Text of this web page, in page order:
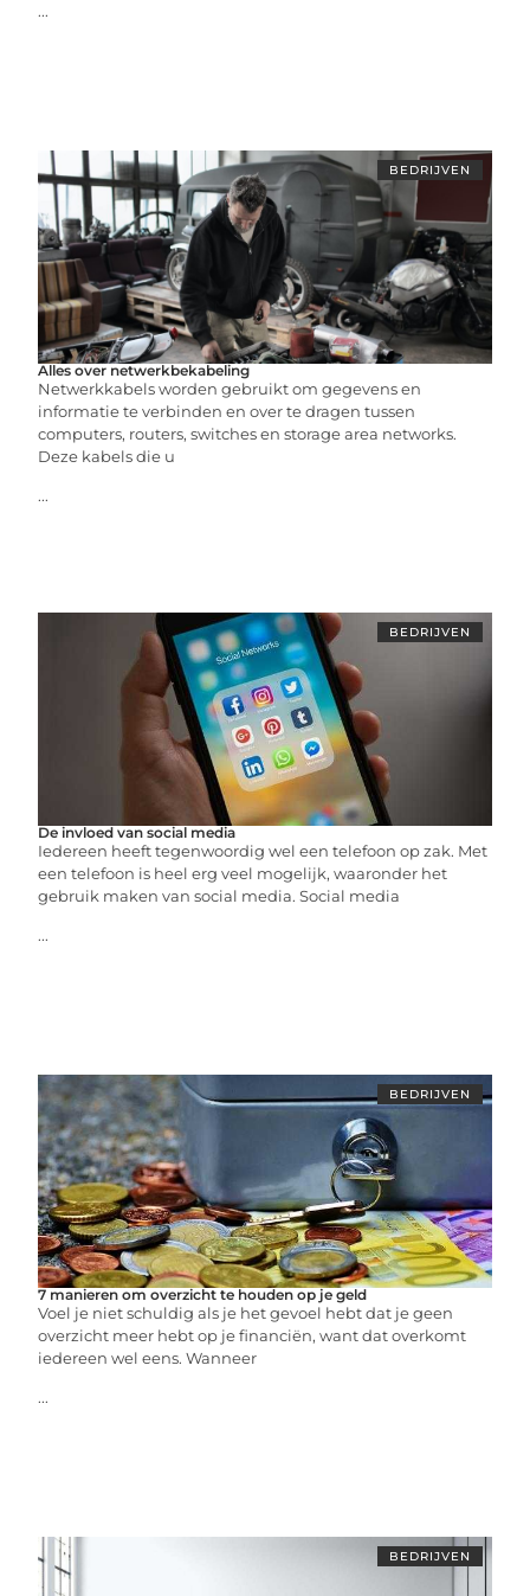
...
BEDRIJVEN
Alles over netwerkbekabeling
Netwerkkabels worden gebruikt om gegevens en
informatie te verbinden en over te dragen tussen
computers, routers, switches en storage area networks.
Deze kabels die u
...
BEDRIJVEN
De invloed van social media
Iedereen heeft tegenwoordig wel een telefoon op zak. Met
een telefoon is heel erg veel mogelijk, waaronder het
gebruik maken van social media. Social media
...
BEDRIJVEN
7 manieren om overzicht te houden op je geld
Voel je niet schuldig als je het gevoel hebt dat je geen
overzicht meer hebt op je financiën, want dat overkomt
iedereen wel eens. Wanneer
...
BEDRIJVEN